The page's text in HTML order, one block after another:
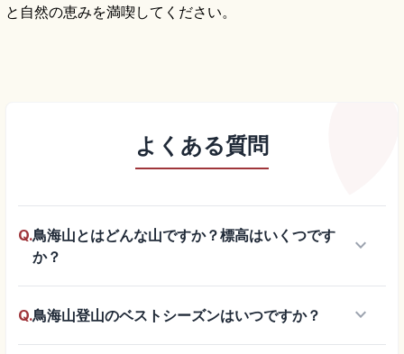
と自然の恵みを満喫してください。
よくある質問
Q.鳥海山とはどんな山ですか？標高はいくつです
か？
keyboard_arrow_down
Q.鳥海山登山のベストシーズンはいつですか？ keyboard_arrow_down